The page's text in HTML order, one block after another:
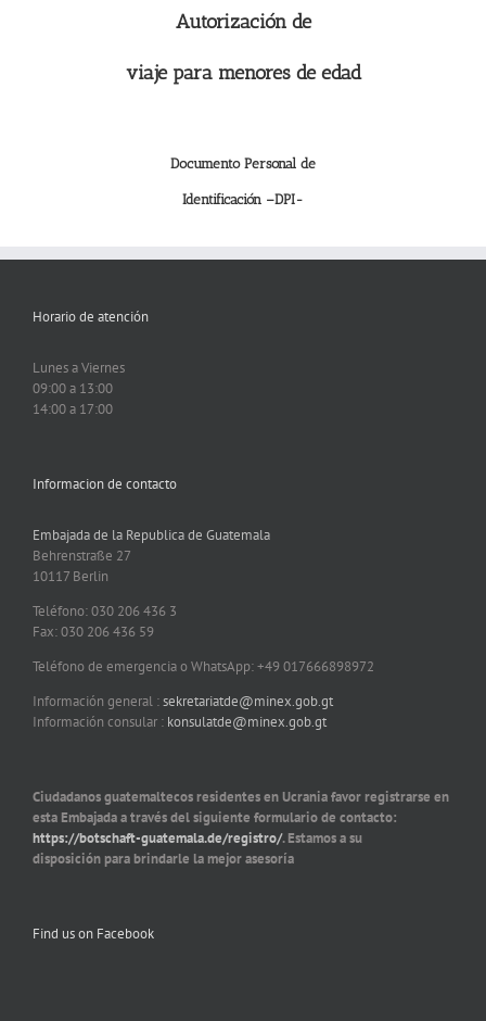
Autorización de
viaje para menores de edad
Documento Personal de
Identificación –DPI-
Horario de atención
Lunes a Viernes
09:00 a 13:00
14:00 a 17:00
Informacion de contacto
Embajada de la Republica de Guatemala
Behrenstraße 27
10117 Berlin
Teléfono: 030 206 436 3
Fax: 030 206 436 59
Teléfono de emergencia o WhatsApp: +49 017666898972
Información general :sekretariatde@minex.gob.gt
Información consular : konsulatde@minex.gob.gt
Ciudadanos guatemaltecos residentes en Ucrania favor registrarse en
esta Embajada a través del siguiente formulario de contacto:
https://botschaft-guatemala.de/registro/. Estamos a su
disposición para brindarle la mejor asesoría
Find us on Facebook